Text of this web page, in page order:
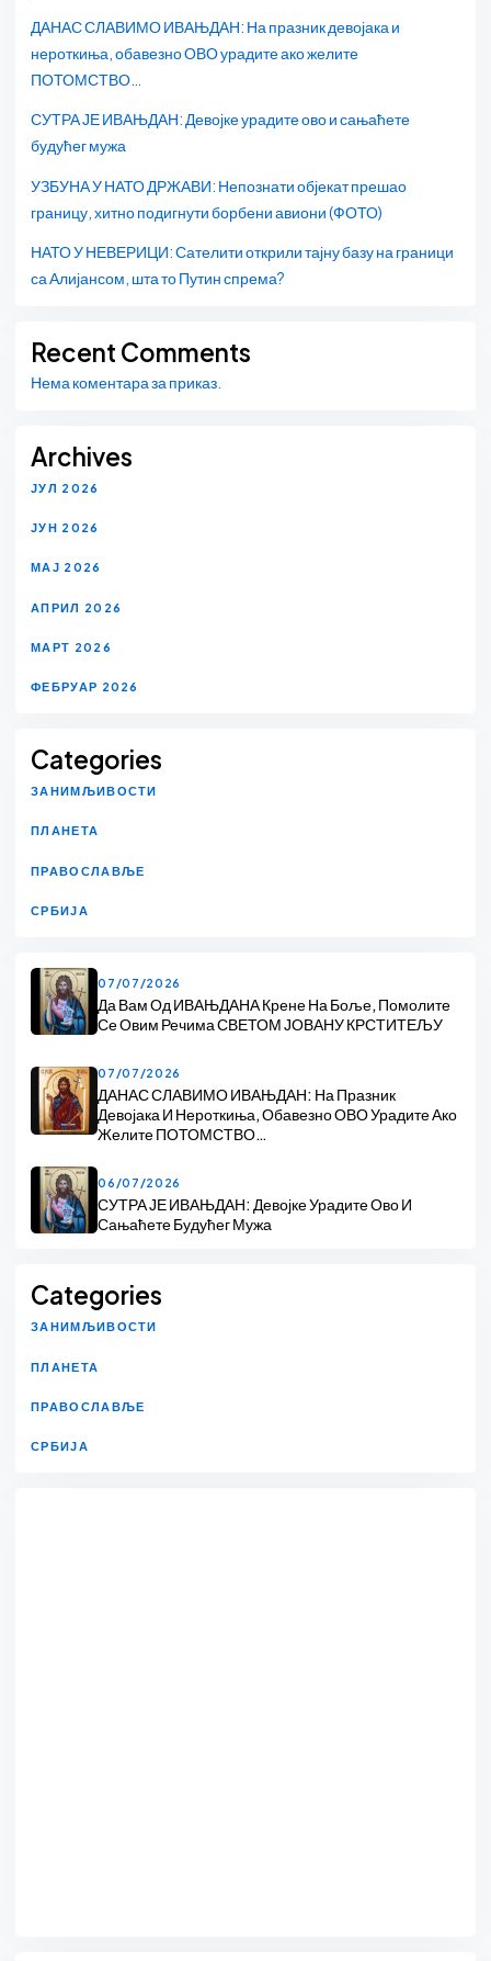
ДАНАС СЛАВИМО ИВАЊДАН: На празник девојака и
нероткиња, обавезно ОВО урадите ако желите
ПОТОМСТВО…
СУТРА ЈЕ ИВАЊДАН: Девојке урадите ово и сањаћете
будућег мужа
УЗБУНА У НАТО ДРЖАВИ: Непознати објекат прешао
границу, хитно подигнути борбени авиони (ФОТО)
НАТО У НЕВЕРИЦИ: Сателити открили тајну базу на граници
са Алијансом, шта то Путин спрема?
Recent Comments
Нема коментара за приказ.
Archives
ЈУЛ 2026
ЈУН 2026
МАЈ 2026
АПРИЛ 2026
МАРТ 2026
ФЕБРУАР 2026
Categories
ЗАНИМЉИВОСТИ
ПЛАНЕТА
ПРАВОСЛАВЉЕ
СРБИЈА
07/07/2026
Да Вам Од ИВАЊДАНА Крене На Боље, Помолите
Се Овим Речима СВЕТОМ ЈОВАНУ КРСТИТЕЉУ
07/07/2026
ДАНАС СЛАВИМО ИВАЊДАН: На Празник
Девојака И Нероткиња, Обавезно ОВО Урадите Ако
Желите ПОТОМСТВО…
06/07/2026
СУТРА ЈЕ ИВАЊДАН: Девојке Урадите Ово И
Сањаћете Будућег Мужа
Categories
ЗАНИМЉИВОСТИ
ПЛАНЕТА
ПРАВОСЛАВЉЕ
СРБИЈА